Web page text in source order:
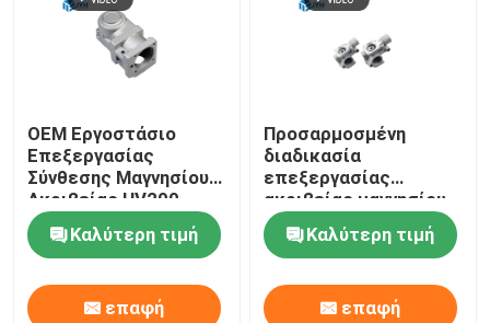
OEM Εργοστάσιο
Επεξεργασίας
Σύνθεσης Μαγνησίου
Ακριβείας HV200 -
HV350
Καλύτερη τιμή
επαφή
Προσαρμοσμένη
διαδικασία
επεξεργασίας
ακριβείας μαγνησίου
για προϊόντα
κιβωτίων ταχυτήτων
Καλύτερη τιμή
επαφή